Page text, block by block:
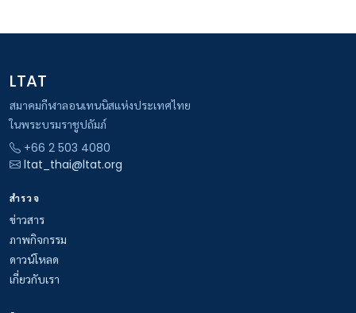
LTAT
สมาคมกีฬาลอนเทนนิสแห่งประเทศไทย
ในพระบรมราชูปถัมภ์
+66 2 503 4080
ltat_thai@ltat.org
สำรวจ
ข่าวสาร
ภาพกิจกรรม
ดาวน์โหลด
เกี่ยวกับเรา